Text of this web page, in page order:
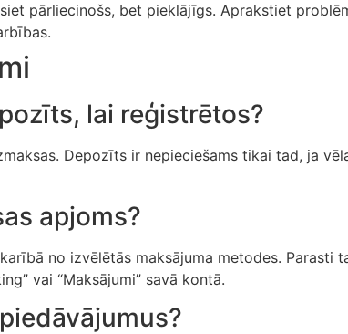
pārliecinošs, bet pieklājīgs. Aprakstiet
lai reģistrētos?
Depozīts ir nepieciešams tikai tad, ja
apjoms?
no izvēlētās maksājuma metodes. Parasti
vai “Maksājumi” savā kontā.